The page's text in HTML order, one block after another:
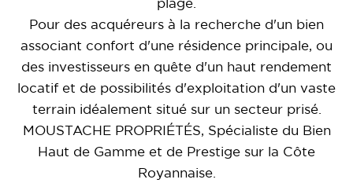
plage.
Pour des acquéreurs à la recherche d'un bien
associant confort d'une résidence principale, ou
des investisseurs en quête d'un haut rendement
locatif et de possibilités d'exploitation d'un vaste
terrain idéalement situé sur un secteur prisé.
MOUSTACHE PROPRIÉTÉS, Spécialiste du Bien
Haut de Gamme et de Prestige sur la Côte
Royannaise.